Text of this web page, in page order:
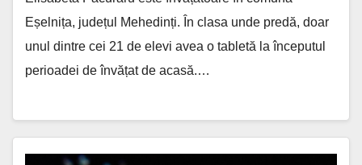
Eșelnița, județul Mehedinți. În clasa unde predă, doar
unul dintre cei 21 de elevi avea o tabletă la începutul
perioadei de învățat de acasă.…